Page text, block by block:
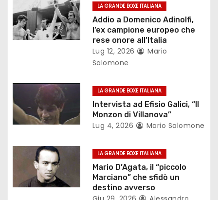
o
n
t
LA GRANDE BOXE ITALIANA
Addio a Domenico Adinolfi,
l’ex campione europeo che
rese onore all’Italia
Lug 12, 2026
Mario
Salomone
LA GRANDE BOXE ITALIANA
Intervista ad Efisio Galici, “Il
Monzon di Villanova”
Lug 4, 2026 Mario Salomone
LA GRANDE BOXE ITALIANA
Mario D’Agata, il “piccolo
Marciano” che sfidò un
destino avverso